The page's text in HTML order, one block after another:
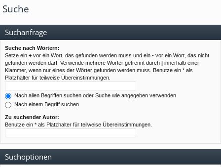
Suche
Suchanfrage
Suche nach Wörtern:
Setze ein + vor ein Wort, das gefunden werden muss und ein - vor ein Wort, das nicht
gefunden werden darf. Verwende mehrere Wörter getrennt durch | innerhalb einer
Klammer, wenn nur eines der Wörter gefunden werden muss. Benutze ein * als
Platzhalter für teilweise Übereinstimmungen.
Nach allen Begriffen suchen oder Suche wie angegeben verwenden
Nach einem Begriff suchen
Zu suchender Autor:
Benutze ein * als Platzhalter für teilweise Übereinstimmungen.
Suchoptionen